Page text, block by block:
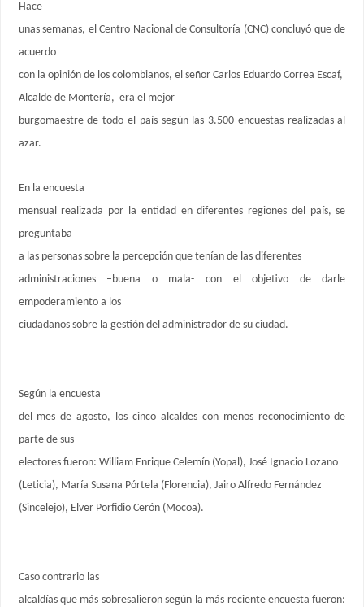
Hace
unas semanas, el Centro Nacional de Consultoría (CNC) concluyó que de
acuerdo
con la opinión de los colombianos, el señor Carlos Eduardo Correa Escaf,
Alcalde de Montería, era el mejor
burgomaestre de todo el país según las 3.500 encuestas realizadas al
azar.
En la encuesta
mensual realizada por la entidad en diferentes regiones del país, se
preguntaba
a las personas sobre la percepción que tenían de las diferentes
administraciones –buena o mala- con el objetivo de darle
empoderamiento a los
ciudadanos sobre la gestión del administrador de su ciudad.
Según la encuesta
del mes de agosto, los cinco alcaldes con menos reconocimiento de
parte de sus
electores fueron: William Enrique Celemín (Yopal), José Ignacio Lozano
(Leticia), María Susana Pórtela (Florencia), Jairo Alfredo Fernández
(Sincelejo), Elver Porfidio Cerón (Mocoa).
Caso contrario las
alcaldías que más sobresalieron según la más reciente encuesta fueron: